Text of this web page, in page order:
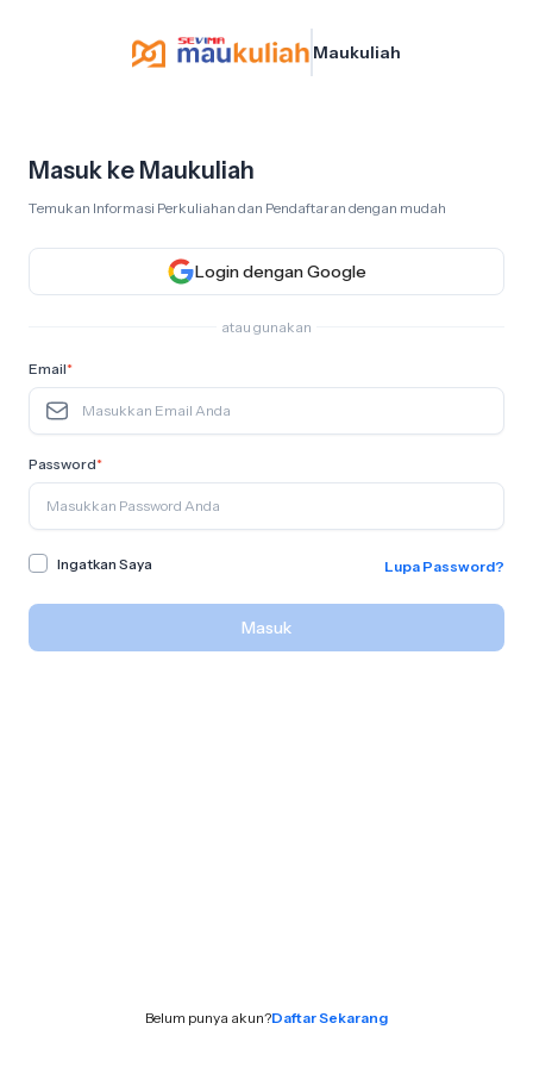
Maukuliah
Masuk ke Maukuliah
Temukan Informasi Perkuliahan dan Pendaftaran dengan mudah
Login dengan Google
atau gunakan
Email*
Password*
Ingatkan Saya Lupa Password?
Masuk
Belum punya akun?Daftar Sekarang